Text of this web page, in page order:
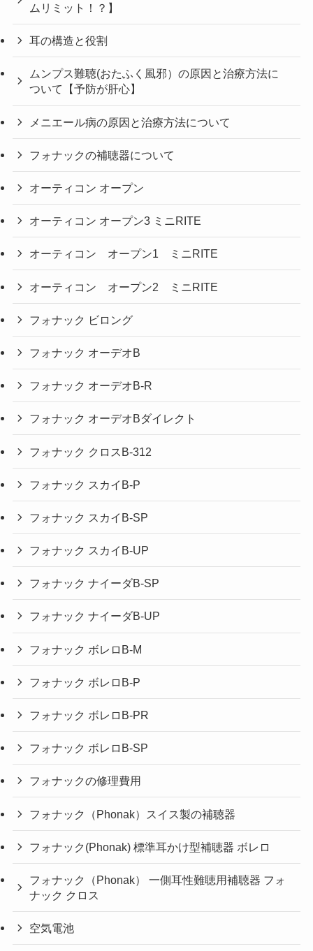
ムリミット！？】
耳の構造と役割
ムンプス難聴(おたふく風邪）の原因と治療方法に
ついて【予防が肝心】
メニエール病の原因と治療方法について
フォナックの補聴器について
オーティコン オープン
オーティコン オープン3 ミニRITE
オーティコン オープン1 ミニRITE
オーティコン オープン2 ミニRITE
フォナック ビロング
フォナック オーデオB
フォナック オーデオB-R
フォナック オーデオBダイレクト
フォナック クロスB-312
フォナック スカイB-P
フォナック スカイB-SP
フォナック スカイB-UP
フォナック ナイーダB-SP
フォナック ナイーダB-UP
フォナック ボレロB-M
フォナック ボレロB-P
フォナック ボレロB-PR
フォナック ボレロB-SP
フォナックの修理費用
フォナック（Phonak）スイス製の補聴器
フォナック(Phonak) 標準耳かけ型補聴器 ボレロ
フォナック（Phonak） 一側耳性難聴用補聴器 フォ
ナック クロス
空気電池